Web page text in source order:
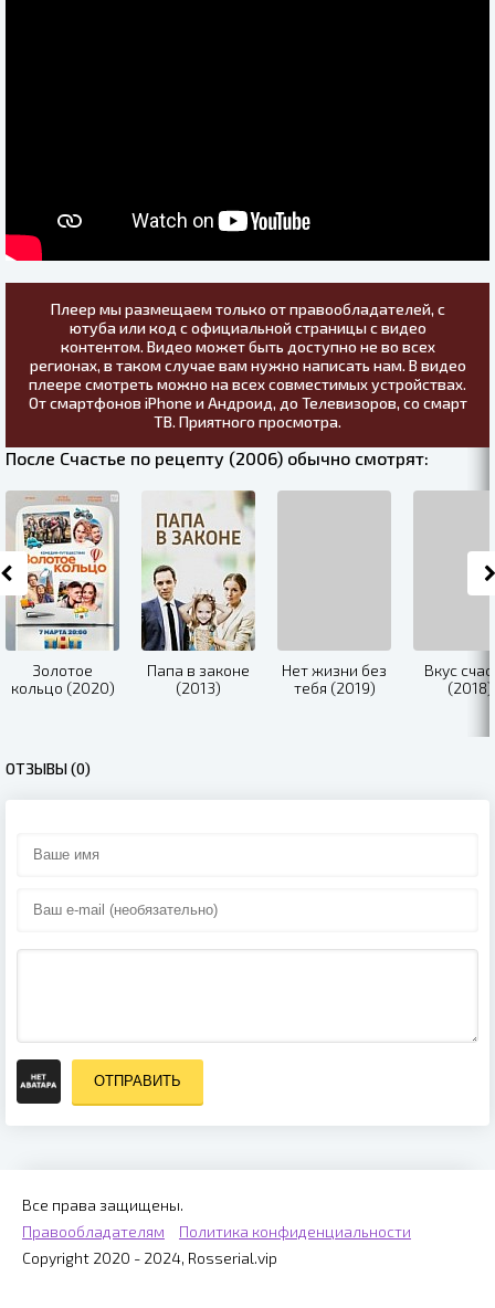
Плеер мы размещаем только от правообладателей, с
ютуба или код с официальной страницы с видео
контентом. Видео может быть доступно не во всех
регионах, в таком случае вам нужно написать нам. В видео
плеере смотреть можно на всех совместимых устройствах.
От смартфонов iPhone и Андроид, до Телевизоров, со смарт
ТВ. Приятного просмотра.
После Счастье по рецепту (2006) обычно смотрят:
Золотое
кольцо (2020)
Папа в законе
(2013)
Нет жизни без
тебя (2019)
Вкус
(2018)
ОТЗЫВЫ (0)
ОТПРАВИТЬ
Все права защищены.
Правообладателям
Политика конфиденциальности
Copyright 2020 - 2024, Rosserial.vip